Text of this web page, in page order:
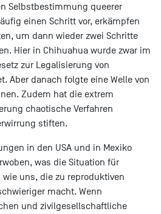
Selbstbestimmung queerer
einen Schritt vor, erkämpfen
um dann wieder zwei Schritte
Hier in Chihuahua wurde zwar im
zur Legalisierung von
Aber danach folgte eine Welle von
Zudem hat die extrem
chaotische Verfahren
stiften.
in den USA und in Mexiko
was die Situation für
uns, die zu reproduktiven
macht. Wenn
und zivilgesellschaftliche